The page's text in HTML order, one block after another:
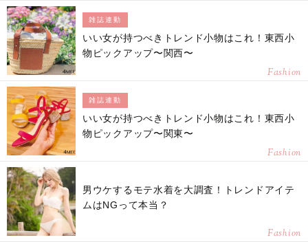
雑誌連動
いい女が持つべきトレンド小物はこれ！東西小
物ピックアップ〜関西〜
Fashion
雑誌連動
いい女が持つべきトレンド小物はこれ！東西小
物ピックアップ〜関東〜
Fashion
男ウケするモテ水着を大調査！トレンドアイテ
ムはNGって本当？
Fashion